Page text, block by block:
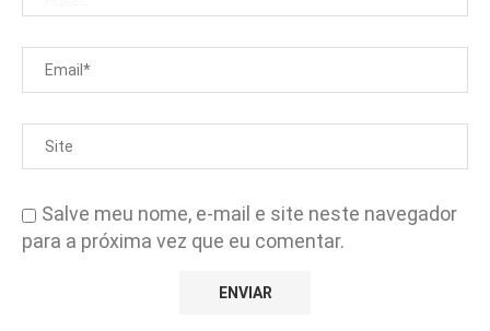
Salve meu nome, e-mail e site neste navegador
para a próxima vez que eu comentar.